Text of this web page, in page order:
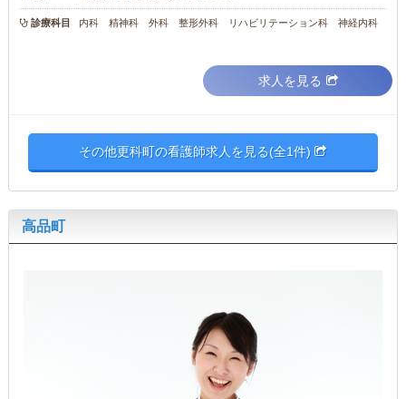
診療科目 内科 精神科 外科 整形外科 リハビリテーション科 神経内科
求人を見る
その他更科町の看護師求人を見る(全1件)
高品町